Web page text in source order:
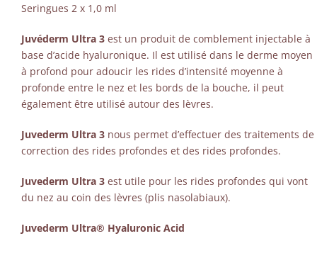
Seringues 2 x 1,0 ml
Juvéderm Ultra 3 est un produit de comblement injectable à
base d’acide hyaluronique. Il est utilisé dans le derme moyen
à profond pour adoucir les rides d’intensité moyenne à
profonde entre le nez et les bords de la bouche, il peut
également être utilisé autour des lèvres.
Juvederm Ultra 3 nous permet d’effectuer des traitements de
correction des rides profondes et des rides profondes.
Juvederm Ultra 3 est utile pour les rides profondes qui vont
du nez au coin des lèvres (plis nasolabiaux).
Juvederm Ultra® Hyaluronic Acid